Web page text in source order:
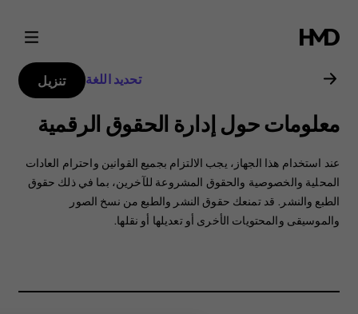
دليل
مستخدم
Nokia
C1
2nd
Edition
تحديد اللغة تنزيل
معلومات حول إدارة الحقوق الرقمية
عند استخدام هذا الجهاز، ‏‫يجب الالتزام بجميع القوانين واحترام العادات
المحلية والخصوصية والحقوق المشروعة للآخرين، بما في ذلك حقوق
الطبع والنشر. قد تمنعك حقوق النشر والطبع من نسخ الصور
والموسيقى والمحتويات الأخرى أو تعديلها أو نقلها.